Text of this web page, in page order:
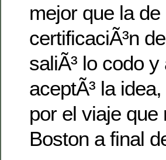
mejor que la
certificaciÃ³n
saliÃ³ lo codo
aceptÃ³ la
por el viaje
Boston a final